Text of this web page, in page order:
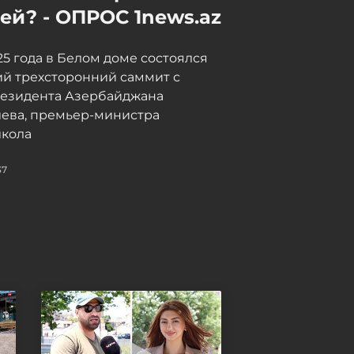
звание Героя Чечни
- ОПРОС 1news.az
года в Белом доме состоялся
трехсторонний саммит с
Азербайджана
премьер-министра